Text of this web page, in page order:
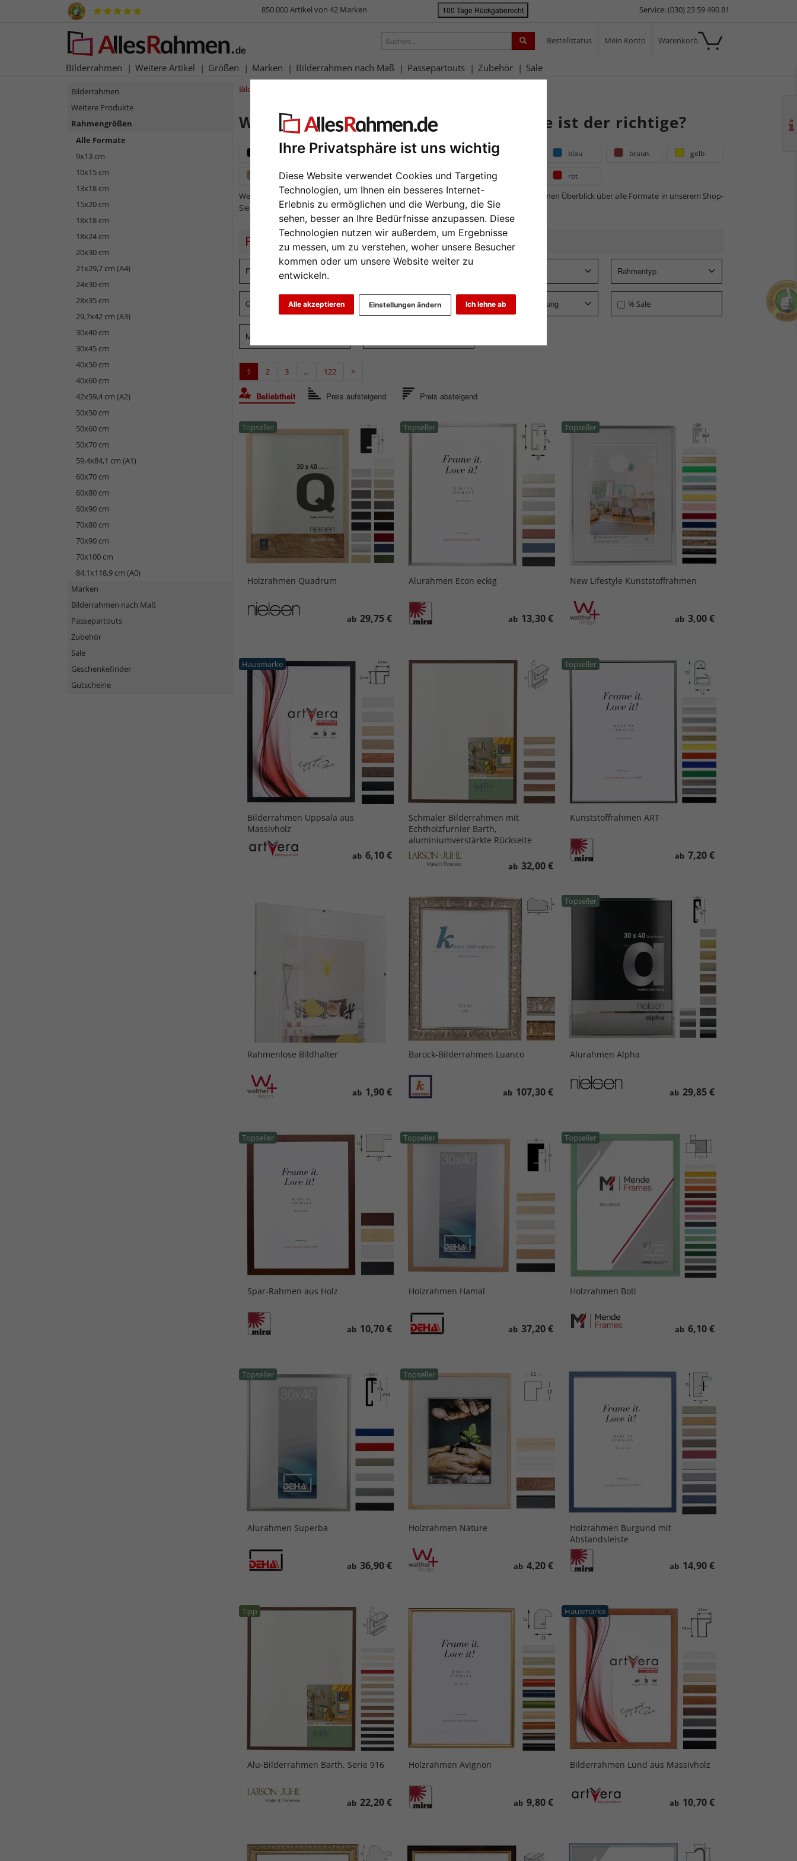
Ihre Privatsphäre ist uns wichtig
Diese Website verwendet Cookies und Targeting
Technologien, um Ihnen ein besseres Internet-
Erlebnis zu ermöglichen und die Werbung, die Sie
sehen, besser an Ihre Bedürfnisse anzupassen. Diese
Technologien nutzen wir außerdem, um Ergebnisse
zu messen, um zu verstehen, woher unsere Besucher
kommen oder um unsere Website weiter zu
entwickeln.
Alle akzeptieren Ich lehne ab
Einstellungen ändern
850.000 Artikel von 42 Marken 100 Tage Rückgaberecht Service: (030) 23 59 490 81
Bestellstatus Mein Konto Warenkorb
Bilderrahmen Weitere Artikel Größen Marken Bilderrahmen nach Maß Passepartouts Zubehör Sale
Bilderrahmen-Shop
Welcher Rahmen für welche Bildgröße ist der richtige?
schwarz silber weiß natur blau braun gelb
lila rosa grau rot
Welche Bildgrößen gibt es? Und welche Rahmengrößen gibt es? Wir geben Ihnen hier einen Überblick über alle Formate in unserem Shop-
Sie müssen nur auf den entsprechende Link klicken. Einfachweiterlesen...
Format Rahmentyp
Glasart Maßanfertigung Schnelle Lieferung % Sale
Merkmal
1 2 3 ... 122 >
Beliebtheit Preis aufsteigend Preis absteigend
Topseller
Holzrahmen Quadrum
ab 29,75 €
Topseller
Alurahmen Econ eckig
ab 13,30 €
Topseller
New Lifestyle Kunststoffrahmen
ab 3,00 €
Hausmarke
Bilderrahmen Uppsala aus
Massivholz
ab 6,10 €
Schmaler Bilderrahmen mit
Echtholzfurnier Barth,
aluminiumverstärkte Rückseite
ab 32,00 €
Topseller
Kunststoffrahmen ART
ab 7,20 €
Rahmenlose Bildhalter
ab 1,90 €
Barock-Bilderrahmen Luanco
ab 107,30 €
Topseller
Alurahmen Alpha
ab 29,85 €
Topseller
Spar-Rahmen aus Holz
ab 10,70 €
Topseller
Holzrahmen Hamal
ab 37,20 €
Topseller
Holzrahmen Boti
ab 6,10 €
Topseller
Alurahmen Superba
ab 36,90 €
Topseller
Holzrahmen Nature
ab 4,20 €
Holzrahmen Burgund mit
Abstandsleiste
ab 14,90 €
Tipp
Alu-Bilderrahmen Barth, Serie 916
ab 22,20 €
Holzrahmen Avignon
ab 9,80 €
Hausmarke
Bilderrahmen Lund aus Massivholz
ab 10,70 €
Bilderrahmen
Weitere Produkte
Rahmengrößen
Alle Formate
9x13 cm
10x15 cm
13x18 cm
15x20 cm
18x18 cm
18x24 cm
20x30 cm
21x29,7 cm (A4)
24x30 cm
28x35 cm
29,7x42 cm (A3)
30x40 cm
30x45 cm
40x50 cm
40x60 cm
42x59,4 cm (A2)
50x50 cm
50x60 cm
50x70 cm
59,4x84,1 cm (A1)
60x70 cm
60x80 cm
60x90 cm
70x80 cm
70x90 cm
70x100 cm
84,1x118,9 cm (A0)
Marken
Bilderrahmen nach Maß
Passepartouts
Zubehör
Sale
Geschenkefinder
Gutscheine